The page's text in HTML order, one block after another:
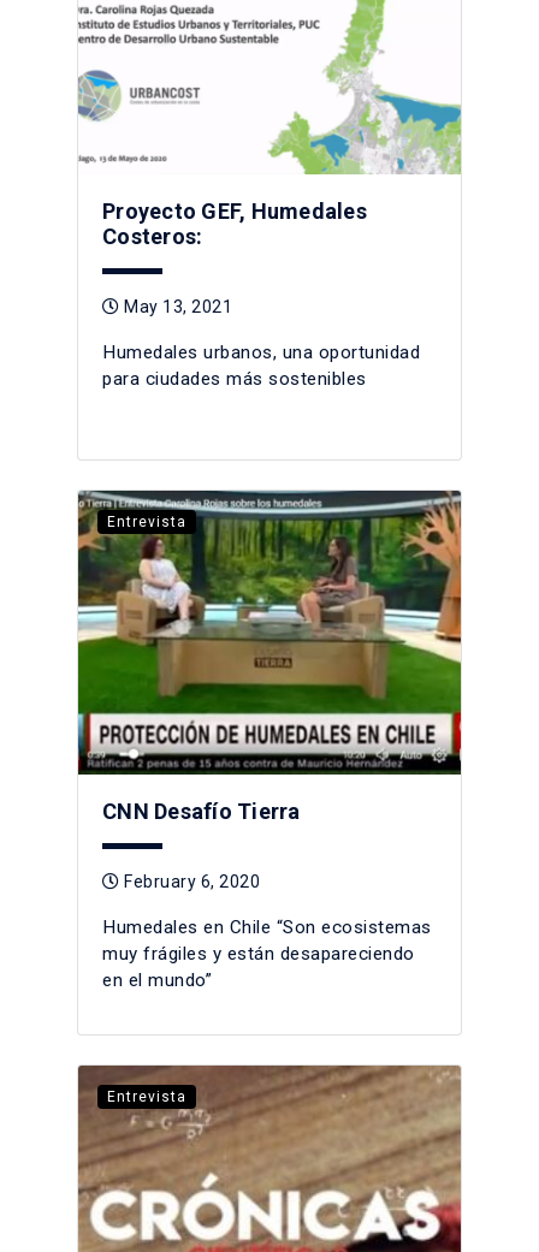
Proyecto GEF, Humedales
Costeros:
May 13, 2021
Humedales urbanos, una oportunidad
para ciudades más sostenibles
Entrevista
CNN Desafío Tierra
February 6, 2020
Humedales en Chile “Son ecosistemas
muy frágiles y están desapareciendo
en el mundo”
Entrevista